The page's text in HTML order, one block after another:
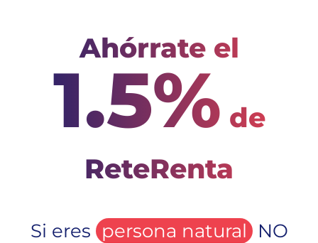
Ahórrate el
1.5% de
ReteRenta
Si eres persona natural NO